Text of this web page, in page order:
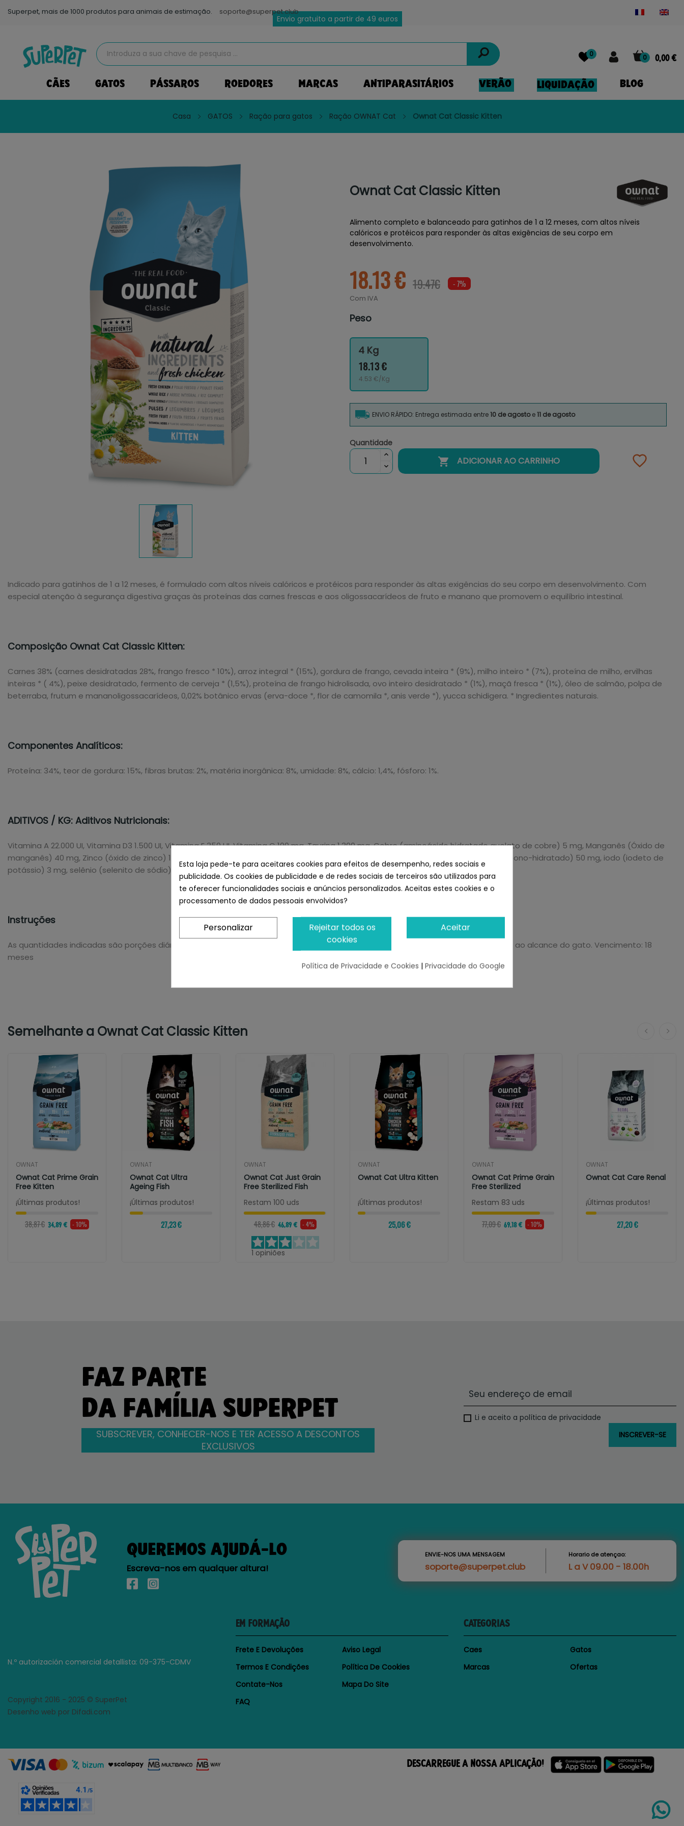
Superpet, mais de 1000 produtos para animais de estimação. soporte@superpet.club
Envio gratuito a partir de 49 euros
0 0,00 €
0
CÃES GATOS PÁSSAROS ROEDORES MARCAS ANTIPARASITÁRIOS VERÃO LIQUIDAÇÃO BLOG
Casa GATOS Ração para gatos Ração OWNAT Cat Ownat Cat Classic Kitten
Ownat Cat Classic Kitten
Alimento completo e balanceado para gatinhos de 1 a 12 meses, com altos níveis
calóricos e protéicos para responder às altas exigências de seu corpo em
desenvolvimento.
18.13 € 19.47€ - 7%
Com IVA
Peso
4 Kg
18.13 €
4.53 €/Kg
ENVIO RÁPIDO: Entrega estimada entre10 de agostoe11 de agosto
Quantidade
 ADICIONAR AO CARRINHO
Indicado para gatinhos de 1 a 12 meses, é formulado com altos níveis calóricos e protéicos para responder às altas exigências do seu corpo em desenvolvimento. Com
especial atenção à segurança digestiva graças às proteínas das carnes frescas e aos oligossacarídeos de fruto e manano que promovem o equilíbrio intestinal.
Composição Ownat Cat Classic Kitten:
Carnes 38% (carnes desidratadas 28%, frango fresco * 10%), arroz integral * (15%), gordura de frango, cevada inteira * (9%), milho inteiro * (7%), proteína de milho, ervilhas
inteiras * ( 4%), peixe desidratado, fermento de cerveja * (1,5%), proteína de frango hidrolisada, ovo inteiro desidratado * (1%), maçã fresca * (1%), óleo de salmão, polpa de
beterraba, frutum e mananoligossacarídeos, 0,02% botânico ervas (erva-doce *, flor de camomila *, anis verde *), yucca schidigera. * Ingredientes naturais.
Componentes Analíticos:
Proteína: 34%, teor de gordura: 15%, fibras brutas: 2%, matéria inorgânica: 8%, umidade: 8%, cálcio: 1,4%, fósforo: 1%.
ADITIVOS / KG: Aditivos Nutricionais:
Vitamina A 22.000 UI, Vitamina D3 1.500 UI, Vitamina E 350 UI, Vitamina C 100 mg, Taurina 1.300 mg, Cobre (aminoácido hidratado quelato de cobre) 5 mg, Manganês (Óxido de
manganês) 40 mg, Zinco (óxido de zinco) 100 mg , zinco (quelato de zinco de aminoácidos hidratado) 7 mg, ferro (sulfato ferroso, mono-hidratado) 50 mg, iodo (iodeto de
potássio) 3 mg, selênio (selenito de sódio) 0,2 mg. Com antioxidantes naturais.
Instruções
As quantidades indicadas são porções diárias recomendadas. Armazenar em local fresco e seco. Sempre deixe água limpa e fresca ao alcance do gato. Vencimento: 18
meses
Semelhante a Ownat Cat Classic Kitten
OWNAT
Ownat Cat Prime Grain
Free Kitten
¡Últimas produtos!
38,87 € 34,89 € - 10%
OWNAT
Ownat Cat Ultra
Ageing Fish
¡Últimas produtos!
27,23 €
OWNAT
Ownat Cat Just Grain
Free Sterilized Fish
Restam 100 uds
48,86 € 46,89 € - 4%
1 opiniões
OWNAT
Ownat Cat Ultra Kitten
¡Últimas produtos!
25,06 €
OWNAT
Ownat Cat Prime Grain
Free Sterilized
Restam 83 uds
77,09 € 69,18 € - 10%
OWNAT
Ownat Cat Care Renal
¡Últimas produtos!
27,20 €
FAZ PARTE
DA FAMÍLIA SUPERPET
SUBSCREVER, CONHECER-NOS E TER ACESSO A DESCONTOS
EXCLUSIVOS
Li e aceito a política de privacidade
QUEREMOS AJUDÁ-LO
Escreva-nos em qualquer altura!
ENVIE-NOS UMA MENSAGEM
soporte@superpet.club
Horario de atençao:
L a V 09.00 - 18.00h
N.º autorización comercial detallista: 09-375-CDMV
Copyright 2016 - 2025 © SuperPet
Desenho web por Difadi.com
EM FORMAÇÃO
Frete E Devoluções
Aviso Legal
Termos E Condições
Política De Cookies
Contate-Nos
Mapa Do Site
FAQ
CATEGORIAS
Caes
Gatos
Marcas
Ofertas
DESCARREGUE A NOSSA APLICAÇÃO!
Esta loja pede-te para aceitares cookies para efeitos de desempenho, redes sociais e
publicidade. Os cookies de publicidade e de redes sociais de terceiros são utilizados para
te oferecer funcionalidades sociais e anúncios personalizados. Aceitas estes cookies e o
processamento de dados pessoais envolvidos?
Aceitar
Rejeitar todos os
cookies
Personalizar
Política de Privacidade e Cookies | Privacidade do Google